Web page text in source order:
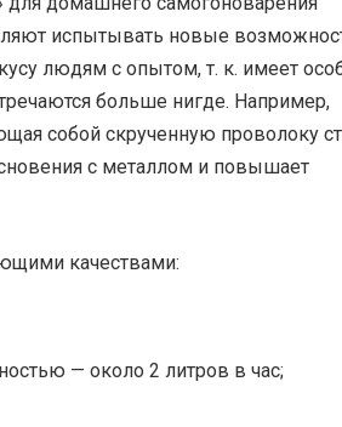
испытывать новые
людям с опытом, т. к. имеет
больше нигде. Например,
собой скрученную проволоку
с металлом и повышает
качествами:
— около 2 литров в час;